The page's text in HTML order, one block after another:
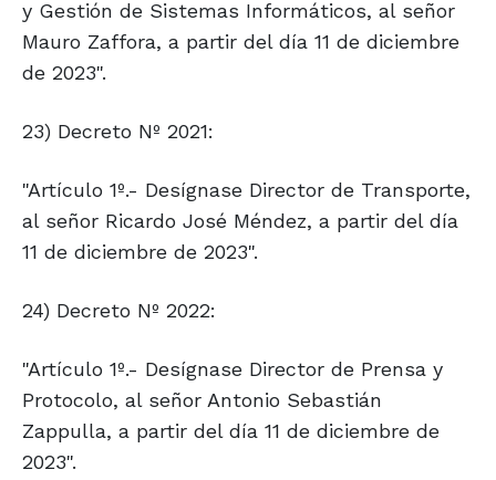
y Gestión de Sistemas Informáticos, al señor
Mauro Zaffora, a partir del día 11 de diciembre
de 2023".
23) Decreto Nº 2021:
"Artículo 1º.- Desígnase Director de Transporte,
al señor Ricardo José Méndez, a partir del día
11 de diciembre de 2023".
24) Decreto Nº 2022:
"Artículo 1º.- Desígnase Director de Prensa y
Protocolo, al señor Antonio Sebastián
Zappulla, a partir del día 11 de diciembre de
2023".